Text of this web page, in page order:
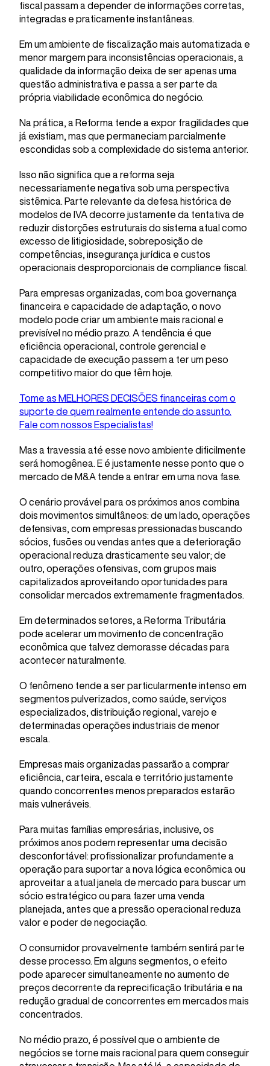
fiscal passam a depender de informações corretas,
integradas e praticamente instantâneas.
Em um ambiente de fiscalização mais automatizada e
menor margem para inconsistências operacionais, a
qualidade da informação deixa de ser apenas uma
questão administrativa e passa a ser parte da
própria viabilidade econômica do negócio.
Na prática, a Reforma tende a expor fragilidades que
já existiam, mas que permaneciam parcialmente
escondidas sob a complexidade do sistema anterior.
Isso não significa que a reforma seja
necessariamente negativa sob uma perspectiva
sistêmica. Parte relevante da defesa histórica de
modelos de IVA decorre justamente da tentativa de
reduzir distorções estruturais do sistema atual como
excesso de litigiosidade, sobreposição de
competências, insegurança jurídica e custos
operacionais desproporcionais de compliance fiscal.
Para empresas organizadas, com boa governança
financeira e capacidade de adaptação, o novo
modelo pode criar um ambiente mais racional e
previsível no médio prazo. A tendência é que
eficiência operacional, controle gerencial e
capacidade de execução passem a ter um peso
competitivo maior do que têm hoje.
Tome as MELHORES DECISÕES financeiras com o
suporte de quem realmente entende do assunto.
Fale com nossos Especialistas!
Mas a travessia até esse novo ambiente dificilmente
será homogênea. E é justamente nesse ponto que o
mercado de M&A tende a entrar em uma nova fase.
O cenário provável para os próximos anos combina
dois movimentos simultâneos: de um lado, operações
defensivas, com empresas pressionadas buscando
sócios, fusões ou vendas antes que a deterioração
operacional reduza drasticamente seu valor; de
outro, operações ofensivas, com grupos mais
capitalizados aproveitando oportunidades para
consolidar mercados extremamente fragmentados.
Em determinados setores, a Reforma Tributária
pode acelerar um movimento de concentração
econômica que talvez demorasse décadas para
acontecer naturalmente.
O fenômeno tende a ser particularmente intenso em
segmentos pulverizados, como saúde, serviços
especializados, distribuição regional, varejo e
determinadas operações industriais de menor
escala.
Empresas mais organizadas passarão a comprar
eficiência, carteira, escala e território justamente
quando concorrentes menos preparados estarão
mais vulneráveis.
Para muitas famílias empresárias, inclusive, os
próximos anos podem representar uma decisão
desconfortável: profissionalizar profundamente a
operação para suportar a nova lógica econômica ou
aproveitar a atual janela de mercado para buscar um
sócio estratégico ou para fazer uma venda
planejada, antes que a pressão operacional reduza
valor e poder de negociação.
O consumidor provavelmente também sentirá parte
desse processo. Em alguns segmentos, o efeito
pode aparecer simultaneamente no aumento de
preços decorrente da reprecificação tributária e na
redução gradual de concorrentes em mercados mais
concentrados.
No médio prazo, é possível que o ambiente de
negócios se torne mais racional para quem conseguir